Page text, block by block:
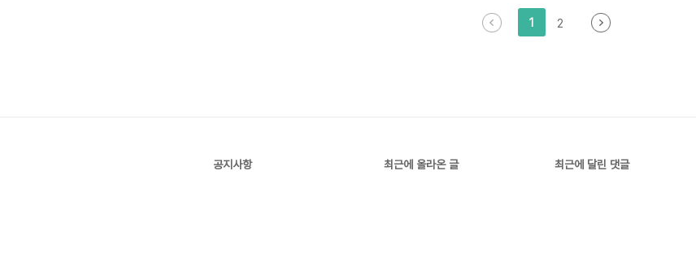
국이 편성되어 조별리그를 거치게 되는 데 한국을 포함한 각 조별 국가들에 대하여 살펴보겠습니..
1 2
공지사항 최근에 올라온 글 최근에 달린 댓글